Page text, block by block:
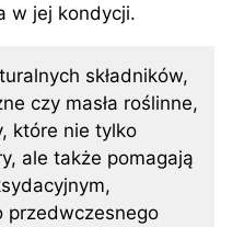
w jej kondycji.
składników,
czy masła roślinne,
które nie tylko
ale także pomagają
przedwczesnego